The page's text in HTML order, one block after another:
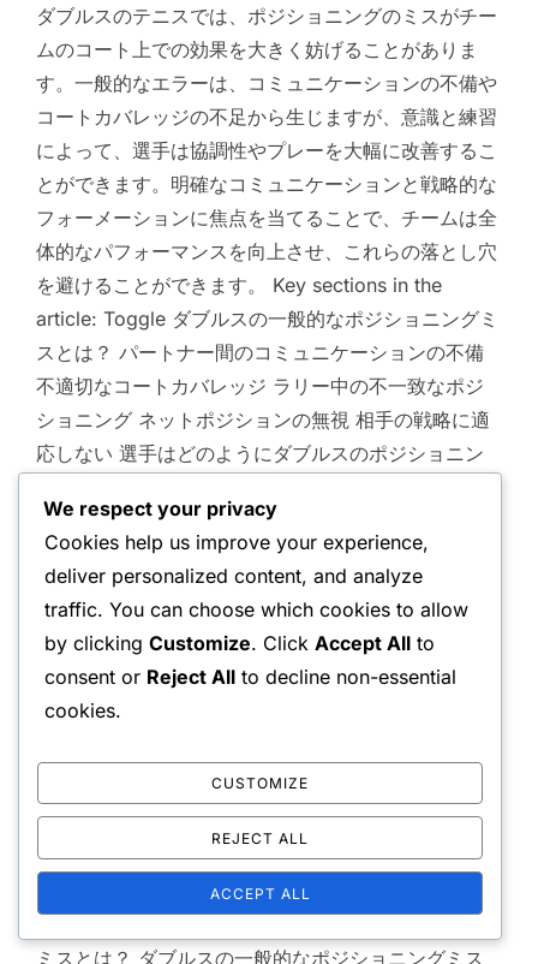
ダブルスのテニスでは、ポジショニングのミスがチー
ムのコート上での効果を大きく妨げることがありま
す。一般的なエラーは、コミュニケーションの不備や
コートカバレッジの不足から生じますが、意識と練習
によって、選手は協調性やプレーを大幅に改善するこ
とができます。明確なコミュニケーションと戦略的な
フォーメーションに焦点を当てることで、チームは全
体的なパフォーマンスを向上させ、これらの落とし穴
を避けることができます。 Key sections in the
article: Toggle ダブルスの一般的なポジショニングミ
スとは？ パートナー間のコミュニケーションの不備
不適切なコートカバレッジ ラリー中の不一致なポジ
ショニング ネットポジションの無視 相手の戦略に適
応しない 選手はどのようにダブルスのポジショニン
ケーションシグナルの確立 効果的なコートカバレッ
ジドリルの練習 相手分析に基づくポジショニング戦
略の実施 ネットポジションの定期的な見直しと調整
状況に応じた練習シナリオへの参加 ダブルスのポジ
ショニングを改善する戦略は？ ‘I’フォーメーションの
利用 ‘オーストラリアン’フォーメーションの採用 対角
線ポジショニングの重要性の理解 同期のための動き
の分析 ダブルスのポジショニングが悪いとどのよう
な結果が生じるか？ ポイントの喪失 フラストレーシ
ョンの増加 チームワークの低下 チャンスの逸失 コー
トカバレッジの低下 コミュニケーションの欠如 効果
ミスとは？ ダブルスの一般的なポジショニングミス
We respect your privacy
Cookies help us improve your experience,
deliver personalized content, and analyze
traffic. You can choose which cookies to allow
by clicking Customize. Click Accept All to
consent or Reject All to decline non-essential
cookies.
CUSTOMIZE
REJECT ALL
ACCEPT ALL